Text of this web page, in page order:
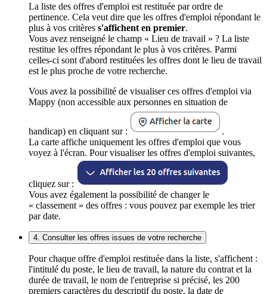
La liste des offres d'emploi est restituée par ordre de
pertinence. Cela veut dire que les offres d'emploi répondant le
plus à vos critères s'affichent en premier.
Vous avez renseigné le champ « Lieu de travail » ? La liste
restitue les offres répondant le plus à vos critères. Parmi
celles-ci sont d'abord restituées les offres dont le lieu de travail
est le plus proche de votre recherche.
Vous avez la possibilité de visualiser ces offres d'emploi via
Mappy (non accessible aux personnes en situation de
handicap) en cliquant sur :
.
La carte affiche uniquement les offres d'emploi que vous
voyez à l'écran. Pour visualiser les offres d'emploi suivantes,
cliquez sur :
Vous avez également la possibilité de changer le
« classement » des offres : vous pouvez par exemple les trier
par date.
4. Consulter les offres issues de votre recherche
Pour chaque offre d'emploi restituée dans la liste, s'affichent :
l'intitulé du poste, le lieu de travail, la nature du contrat et la
durée de travail, le nom de l'entreprise si précisé, les 200
premiers caractères du descriptif du poste, la date de